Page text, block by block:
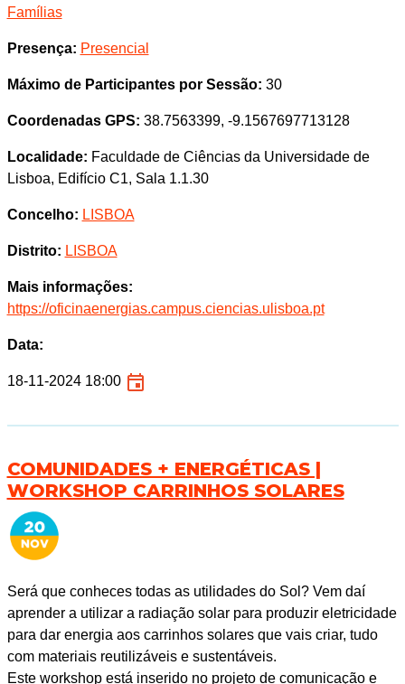
Famílias
Presença: Presencial
Máximo de Participantes por Sessão: 30
Coordenadas GPS: 38.7563399, -9.1567697713128
Localidade: Faculdade de Ciências da Universidade de
Lisboa, Edifício C1, Sala 1.1.30
Concelho: LISBOA
Distrito: LISBOA
Mais informações:
https://oficinaenergias.campus.ciencias.ulisboa.pt
Data:
18-11-2024 18:00
COMUNIDADES + ENERGÉTICAS |
WORKSHOP CARRINHOS SOLARES
Será que conheces todas as utilidades do Sol? Vem daí
aprender a utilizar a radiação solar para produzir eletricidade
para dar energia aos carrinhos solares que vais criar, tudo
com materiais reutilizáveis e sustentáveis.
Este workshop está inserido no projeto de comunicação e